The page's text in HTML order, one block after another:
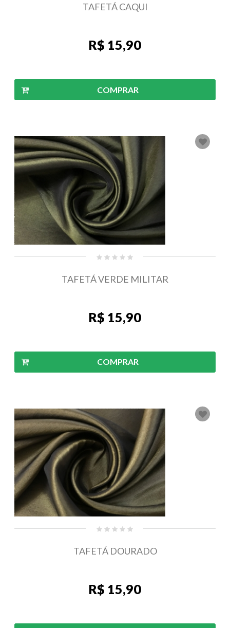
TAFETÁ CAQUI
R$ 15,90
COMPRAR
TAFETÁ VERDE MILITAR
R$ 15,90
COMPRAR
TAFETÁ DOURADO
R$ 15,90